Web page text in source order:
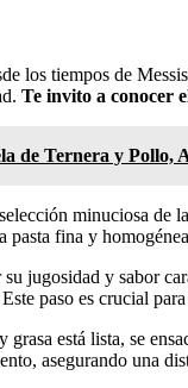
los tiempos de
Te invito a conocer
de Ternera y
minuciosa de
pasta fina y
su jugosidad y sabor
paso es crucial
grasa está lista, se
asegurando una